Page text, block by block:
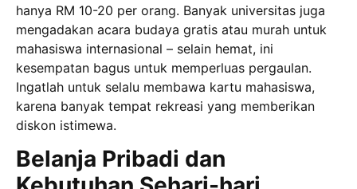
hanya RM 10-20 per orang. Banyak universitas juga
mengadakan acara budaya gratis atau murah untuk
mahasiswa internasional – selain hemat, ini
kesempatan bagus untuk memperluas pergaulan.
Ingatlah untuk selalu membawa kartu mahasiswa,
karena banyak tempat rekreasi yang memberikan
diskon istimewa.
Belanja Pribadi dan